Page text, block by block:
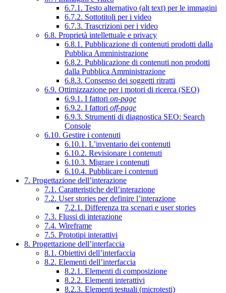
6.7.1. Testo alternativo (alt text) per le immagini
6.7.2. Sottotitoli per i video
6.7.3. Trascrizioni per i video
6.8. Proprietà intellettuale e privacy
6.8.1. Pubblicazione di contenuti prodotti dalla
Pubblica Amministrazione
6.8.2. Pubblicazione di contenuti non prodotti
dalla Pubblica Amministrazione
6.8.3. Consenso dei soggetti ritratti
6.9. Ottimizzazione per i motori di ricerca (SEO)
6.9.1. I fattori on-page
6.9.2. I fattori off-page
6.9.3. Strumenti di diagnostica SEO: Search
Console
6.10. Gestire i contenuti
6.10.1. L’inventario dei contenuti
6.10.2. Revisionare i contenuti
6.10.3. Migrare i contenuti
6.10.4. Pubblicare i contenuti
7. Progettazione dell’interazione
7.1. Caratteristiche dell’interazione
7.2. User stories per definire l’interazione
7.2.1. Differenza tra scenari e user stories
7.3. Flussi di interazione
7.4. Wireframe
7.5. Prototipi interattivi
8. Progettazione dell’interfaccia
8.1. Obiettivi dell’interfaccia
8.2. Elementi dell’interfaccia
8.2.1. Elementi di composizione
8.2.2. Elementi interattivi
8.2.3. Elementi testuali (microtesti)